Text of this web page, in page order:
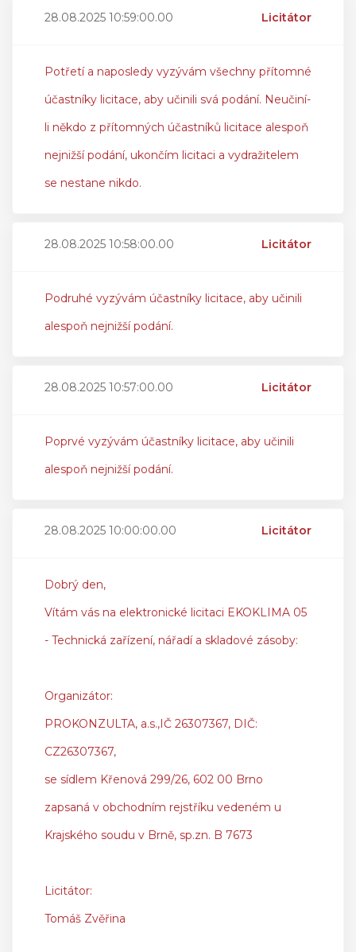
28.08.2025 10:59:00.00 Licitátor
Potřetí a naposledy vyzývám všechny přítomné
účastníky licitace, aby učinili svá podání. Neučiní-
li někdo z přítomných účastníků licitace alespoň
nejnižší podání, ukončím licitaci a vydražitelem
se nestane nikdo.
28.08.2025 10:58:00.00 Licitátor
Podruhé vyzývám účastníky licitace, aby učinili
alespoň nejnižší podání.
28.08.2025 10:57:00.00 Licitátor
Poprvé vyzývám účastníky licitace, aby učinili
alespoň nejnižší podání.
28.08.2025 10:00:00.00 Licitátor
Dobrý den,
Vítám vás na elektronické licitaci EKOKLIMA 05
- Technická zařízení, nářadí a skladové zásoby:
Organizátor:
PROKONZULTA, a.s.,IČ 26307367, DIČ:
CZ26307367,
se sídlem Křenová 299/26, 602 00 Brno
zapsaná v obchodním rejstříku vedeném u
Krajského soudu v Brně, sp.zn. B 7673
Licitátor:
Tomáš Zvěřina